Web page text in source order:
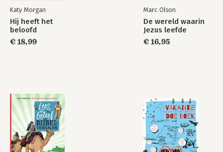
Katy Morgan
Hij heeft het
beloofd
€ 18,99
Marc Olson
De wereld waarin
Jezus leefde
€ 16,95